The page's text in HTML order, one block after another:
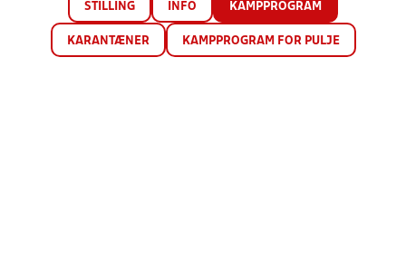
STILLING INFO KAMPPROGRAM
KARANTÆNER KAMPPROGRAM FOR PULJE